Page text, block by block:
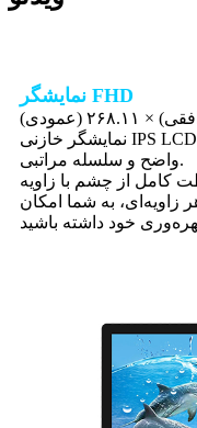
نمایشگر FHD
نمایشگر خازنی IPS LCD. وضوح تصویر بالا 1920*1080، دید
واضح و سلسله مراتبی.
کامل از چشم با زاویه
هر زاویه‌ای، به شما امکان